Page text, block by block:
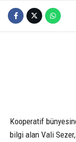
Kooperatif
bilgi alan Vali